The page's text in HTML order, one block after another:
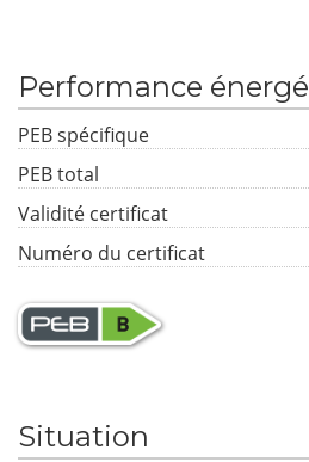
Performance
PEB spécifique
PEB total
Validité certificat
Numéro du certificat
Situation